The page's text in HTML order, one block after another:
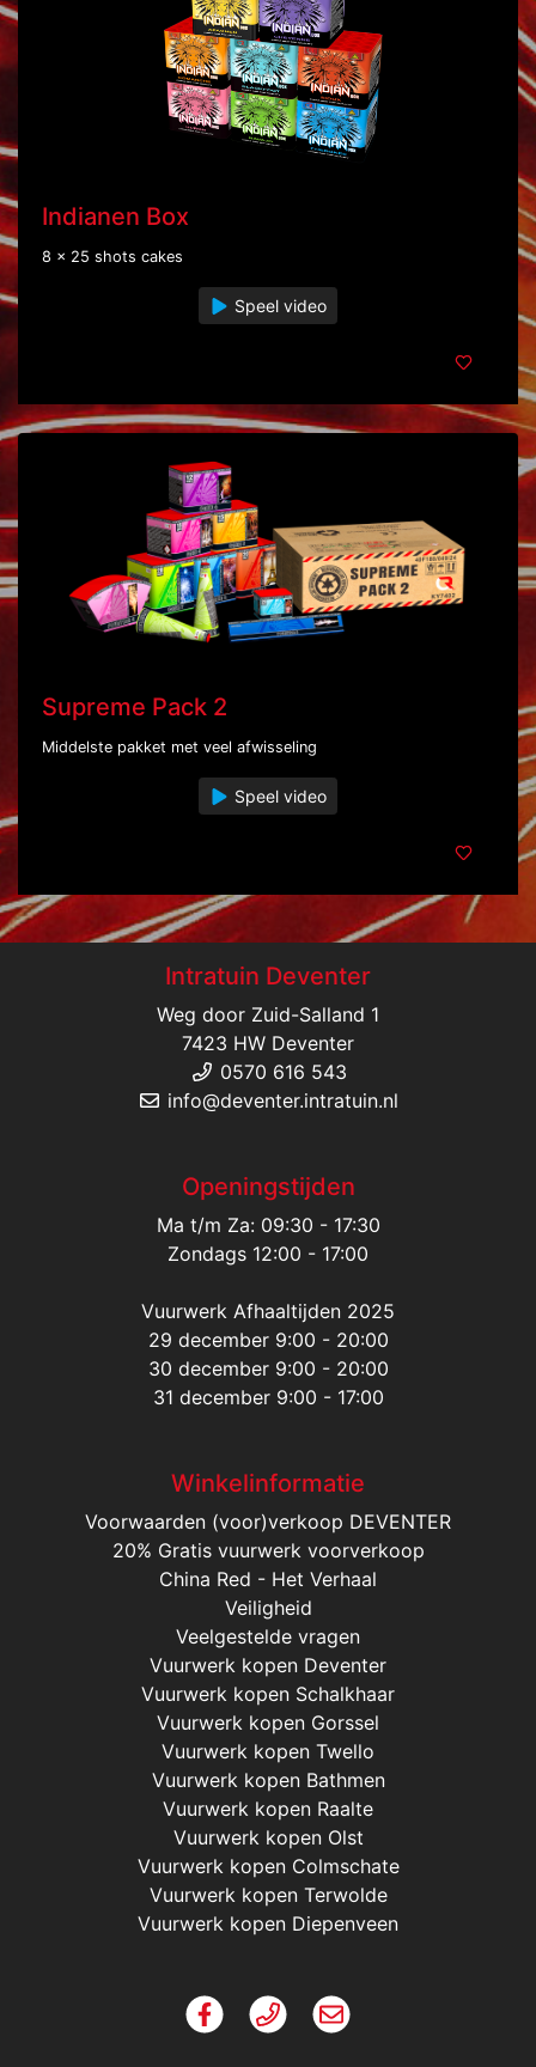
Indianen Box
8 x 25 shots cakes
Speel video
Supreme Pack 2
Middelste pakket met veel afwisseling
Speel video
Intratuin Deventer
Weg door Zuid-Salland 1
7423 HW Deventer
0570 616 543
info@deventer.intratuin.nl
Openingstijden
Ma t/m Za: 09:30 - 17:30
Zondags 12:00 - 17:00
Vuurwerk Afhaaltijden 2025
29 december 9:00 - 20:00
30 december 9:00 - 20:00
31 december 9:00 - 17:00
Winkelinformatie
Voorwaarden (voor)verkoop DEVENTER
20% Gratis vuurwerk voorverkoop
China Red - Het Verhaal
Veiligheid
Veelgestelde vragen
Vuurwerk kopen Deventer
Vuurwerk kopen Schalkhaar
Vuurwerk kopen Gorssel
Vuurwerk kopen Twello
Vuurwerk kopen Bathmen
Vuurwerk kopen Raalte
Vuurwerk kopen Olst
Vuurwerk kopen Colmschate
Vuurwerk kopen Terwolde
Vuurwerk kopen Diepenveen